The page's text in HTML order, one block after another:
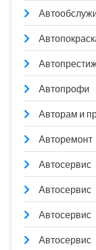
Автопрофи
Авторам и
Авторемонт
Автосервис
Автосервис
Автосервис
Автосервис